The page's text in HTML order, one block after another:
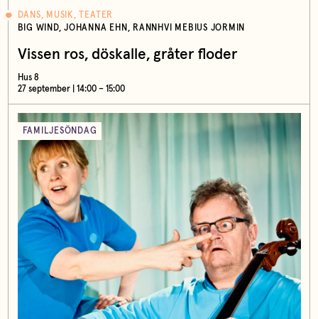
DANS, MUSIK, TEATER
BIG WIND, JOHANNA EHN, RANNHVI MEBIUS JORMIN
Vissen ros, döskalle, gråter floder
Hus 8
27 september | 14:00 – 15:00
FAMILJESÖNDAG